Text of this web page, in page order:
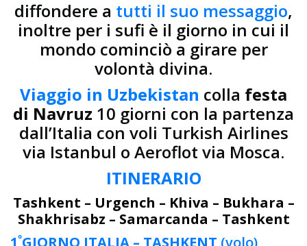
diffondere a tutti il suo messaggio,
inoltre per i sufi è il giorno in cui il
mondo cominciò a girare per
volontà divina.
Viaggio in Uzbekistan colla festa
di Navruz 10 giorni con la partenza
dall’Italia con voli Turkish Airlines
via Istanbul o Aeroflot via Mosca.
ITINERARIO
Tashkent – Urgench – Khiva – Bukhara –
Shakhrisabz – Samarcanda – Tashkent
º